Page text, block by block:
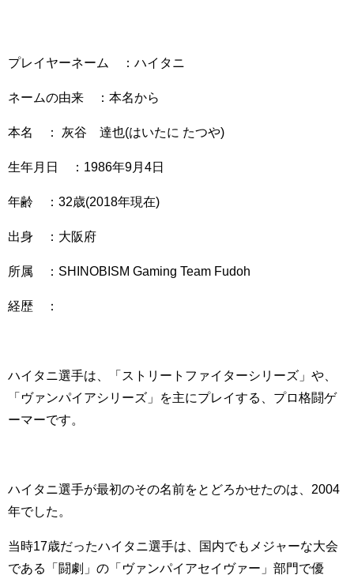
プレイヤーネーム ：ハイタニ
ネームの由来 ：本名から
本名 ： 灰谷 達也(はいたに たつや)
生年月日 ：1986年9月4日
年齢 ：32歳(2018年現在)
出身 ：大阪府
所属 ：SHINOBISM Gaming Team Fudoh
経歴 ：
ハイタニ選手は、「ストリートファイターシリーズ」や、
「ヴァンパイアシリーズ」を主にプレイする、プロ格闘ゲ
ーマーです。
ハイタニ選手が最初のその名前をとどろかせたのは、2004
年でした。
当時17歳だったハイタニ選手は、国内でもメジャーな大会
である「闘劇」の「ヴァンパイアセイヴァー」部門で優